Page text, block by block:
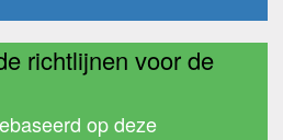
richtlijnen voor de
op deze